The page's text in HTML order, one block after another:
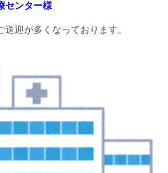
センター様
迎が多くなっております。